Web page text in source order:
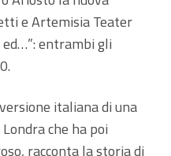
e Artemisia Teater
ed…”: entrambi gli
italiana di una
che ha poi
racconta la storia di